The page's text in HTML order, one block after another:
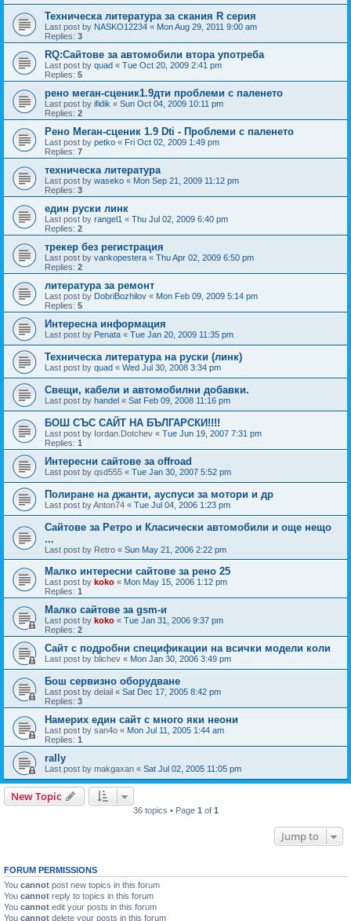
Техническа литература за скания R серия
Last post by NASKO12234 « Mon Aug 29, 2011 9:00 am
Replies: 3
RQ:Сайтове за автомобили втора употреба
Last post by quad « Tue Oct 20, 2009 2:41 pm
Replies: 5
рено меган-сценик1.9дти проблеми с паленето
Last post by ifidik « Sun Oct 04, 2009 10:11 pm
Replies: 2
Рено Меган-сценик 1.9 Dti - Проблеми с паленето
Last post by petko « Fri Oct 02, 2009 1:49 pm
Replies: 7
техническа литература
Last post by waseko « Mon Sep 21, 2009 11:12 pm
Replies: 3
един руски линк
Last post by rangel1 « Thu Jul 02, 2009 6:40 pm
Replies: 2
трекер без регистрация
Last post by vankopestera « Thu Apr 02, 2009 6:50 pm
Replies: 2
литература за ремонт
Last post by DobriBozhilov « Mon Feb 09, 2009 5:14 pm
Replies: 5
Интересна информация
Last post by Penata « Tue Jan 20, 2009 11:35 pm
Техническа литература на руски (линк)
Last post by quad « Wed Jul 30, 2008 3:34 pm
Свещи, кабели и автомобилни добавки.
Last post by handel « Sat Feb 09, 2008 11:16 pm
БОШ СЪС САЙТ НА БЪЛГАРСКИ!!!!
Last post by Iordan.Dotchev « Tue Jun 19, 2007 7:31 pm
Replies: 1
Интересни сайтове за offroad
Last post by qsd555 « Tue Jan 30, 2007 5:52 pm
Полиране на джанти, ауспуси за мотори и др
Last post byAnton74 « Tue Jul 04, 2006 1:23 pm
Сайтове за Ретро и Класически автомобили и още нещо
...
Last post by Retro « Sun May 21, 2006 2:22 pm
Малко интересни сайтове за рено 25
Last post by koko « Mon May 15, 2006 1:12 pm
Replies: 1
Малко сайтове за gsm-и
Last post by koko « Tue Jan 31, 2006 9:37 pm
Replies: 2
Сайт с подробни спецификации на всички модели коли
Last post by blichev « Mon Jan 30, 2006 3:49 pm
Бош сервизно оборудване
Last post by delail « Sat Dec 17, 2005 8:42 pm
Replies: 3
Намерих един сайт с много яки неони
Last post by san4o « Mon Jul 11, 2005 1:44 am
Replies: 1
rally
Last post by makgaxan « Sat Jul 02, 2005 11:05 pm
New Topic
36 topics • Page 1 of 1
Jump to
FORUM PERMISSIONS
You cannot post new topics in this forum
You cannot reply to topics in this forum
You cannot edit your posts in this forum
You cannot delete your posts in this forum